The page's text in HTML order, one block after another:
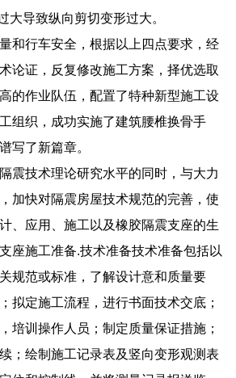
大导致纵向剪切变形过大。
和行车安全，根据以上四点要求，经
论证，反复修改施工方案，择优选取
的作业队伍，配置了特种新型施工设
组织，成功实施了建筑腰椎换骨手
写了新篇章。
震技术理论研究水平的同时，与大力
加快对隔震房屋技术规范的完善，使
、应用、施工以及橡胶隔震支座的生
座施工准备.技术准备技术准备包括以
规范或标准，了解设计意和质量要
拟定施工流程，进行书面技术交底；
培训操作人员；制定质量保证措施；
；绘制施工记录表及竖向变形观测表